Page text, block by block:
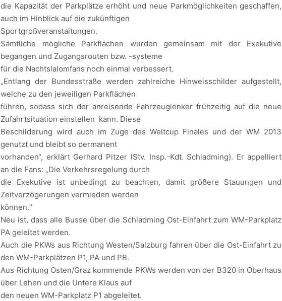
die Kapazität der Parkplätze erhöht und neue Parkmöglichkeiten geschaffen,
auch im Hinblick auf die zukünftigen
Sportgroßveranstaltungen.
Sämtliche mögliche Parkflächen wurden gemeinsam mit der Exekutive
begangen und Zugangsrouten bzw. -systeme
für die Nachtslalomfans noch einmal verbessert.
„Entlang der Bundesstraße werden zahlreiche Hinweisschilder aufgestellt,
welche zu den jeweiligen Parkflächen
führen, sodass sich der anreisende Fahrzeuglenker frühzeitig auf die neue
Zufahrtsituation einstellen kann. Diese
Beschilderung wird auch im Zuge des Weltcup Finales und der WM 2013
genutzt und bleibt so permanent
vorhanden“, erklärt Gerhard Pitzer (Stv. Insp.-Kdt. Schladming). Er appelliert
an die Fans: „Die Verkehrsregelung durch
die Exekutive ist unbedingt zu beachten, damit größere Stauungen und
Zeitverzögerungen vermieden werden
können.“
Neu ist, dass alle Busse über die Schladming Ost-Einfahrt zum WM-Parkplatz
PA geleitet werden.
Auch die PKWs aus Richtung Westen/Salzburg fahren über die Ost-Einfahrt zu
den WM-Parkplätzen P1, PA und PB.
Aus Richtung Osten/Graz kommende PKWs werden von der B320 in Oberhaus
über Lehen und die Untere Klaus auf
den neuen WM-Parkplatz P1 abgeleitet.